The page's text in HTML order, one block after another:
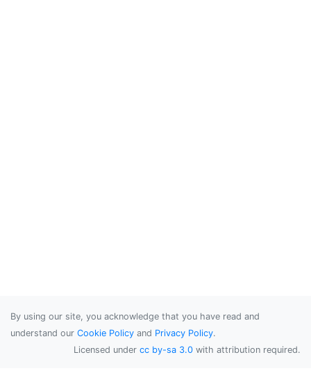
By using our site, you acknowledge that you have read and
understand our Cookie Policy and Privacy Policy.
Licensed under cc by-sa 3.0 with attribution required.